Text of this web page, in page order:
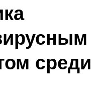
среди